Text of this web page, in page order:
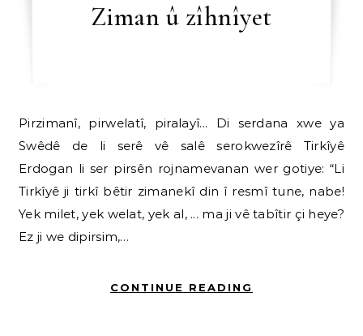
Ziman û zîhnîyet
Pirzimanî, pirwelatî, piralayî... Di serdana xwe ya
Swêdê de li serê vê salê serokwezîrê Tirkîyê
Erdogan li ser pirsên rojnamevanan wer gotiye: “Li
Tirkîyê ji tirkî bêtir zimanekî din î resmî tune, nabe!
Yek milet, yek welat, yek al, ... ma ji vê tabîtir çi heye?
Ez ji we dipirsim,…
CONTINUE READING